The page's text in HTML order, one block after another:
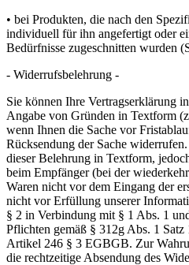
• bei Produkten, die nach den
individuell für ihn angefertigt oder
Bedürfnisse zugeschnitten wurden
- Widerrufsbelehrung -
Sie können Ihre Vertragserklärung
Angabe von Gründen in Textform
wenn Ihnen die Sache vor
Rücksendung der Sache
dieser Belehrung in Textform,
beim Empfänger (bei der
Waren nicht vor dem Eingang der
nicht vor Erfüllung unserer
§ 2 in Verbindung mit § 1 Abs. 1
Pflichten gemäß § 312g Abs. 1
Artikel 246 § 3 EGBGB. Zur
die rechtzeitige Absendung des